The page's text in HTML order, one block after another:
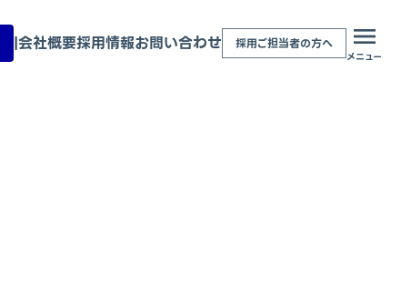
|会社概要採用情報お問い合わせ 採用ご担当者の方へ
メニュー